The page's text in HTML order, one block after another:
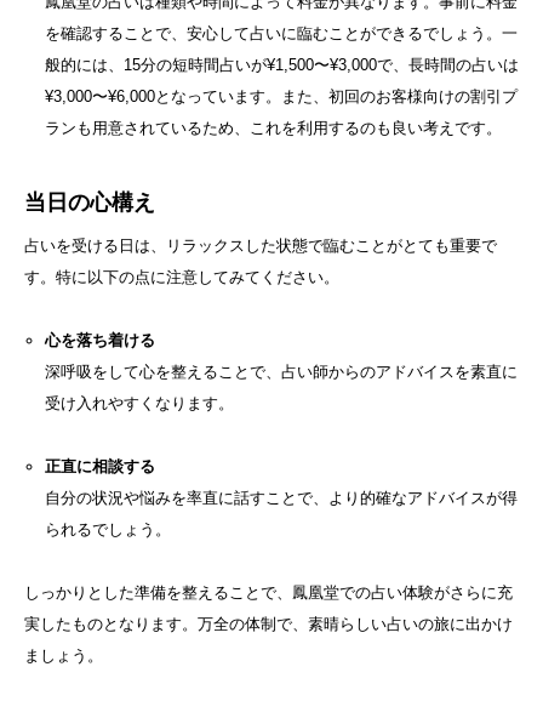
を確認することで、安心して占いに臨むことができるでしょう。一
般的には、15分の短時間占いが¥1,500〜¥3,000で、長時間の占いは
¥3,000〜¥6,000となっています。また、初回のお客様向けの割引プ
ランも用意されているため、これを利用するのも良い考えです。
当日の心構え
占いを受ける日は、リラックスした状態で臨むことがとても重要で
す。特に以下の点に注意してみてください。
心を落ち着ける
深呼吸をして心を整えることで、占い師からのアドバイスを素直に
受け入れやすくなります。
正直に相談する
自分の状況や悩みを率直に話すことで、より的確なアドバイスが得
られるでしょう。
しっかりとした準備を整えることで、鳳凰堂での占い体験がさらに充
実したものとなります。万全の体制で、素晴らしい占いの旅に出かけ
ましょう。